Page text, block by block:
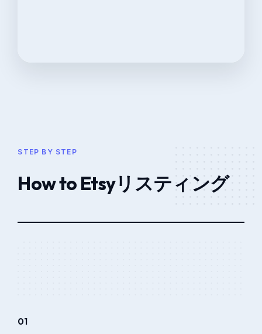
STEP BY STEP
How to Etsyリスティング
01